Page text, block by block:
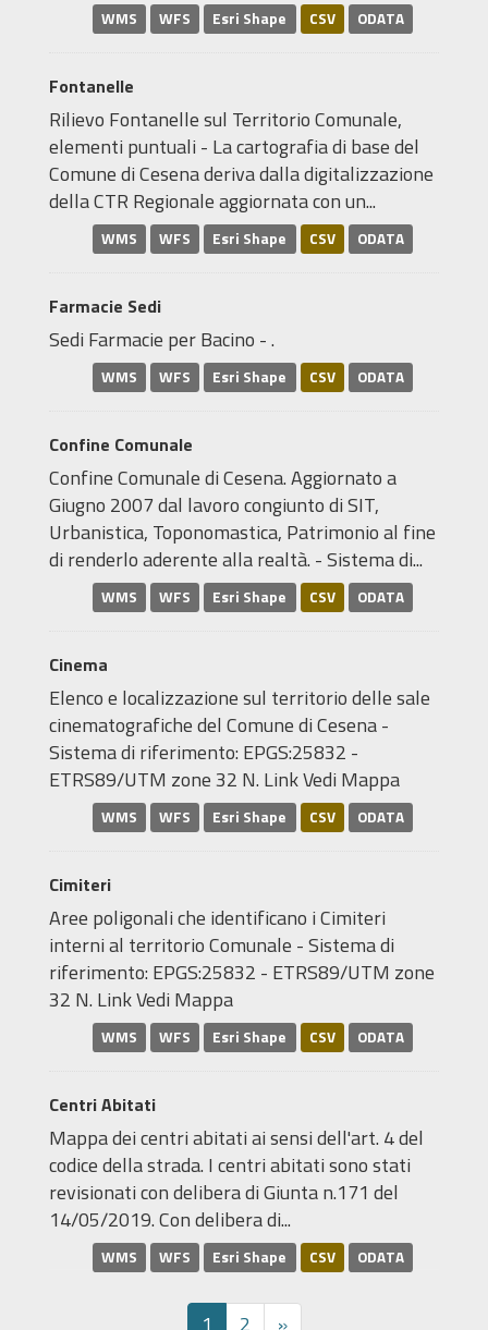
WMS WFS Esri Shape CSV ODATA
Fontanelle
Rilievo Fontanelle sul Territorio Comunale,
elementi puntuali - La cartografia di base del
Comune di Cesena deriva dalla digitalizzazione
della CTR Regionale aggiornata con un...
WMS WFS Esri Shape CSV ODATA
Farmacie Sedi
Sedi Farmacie per Bacino - .
WMS WFS Esri Shape CSV ODATA
Confine Comunale
Confine Comunale di Cesena. Aggiornato a
Giugno 2007 dal lavoro congiunto di SIT,
Urbanistica, Toponomastica, Patrimonio al fine
di renderlo aderente alla realtà. - Sistema di...
WMS WFS Esri Shape CSV ODATA
Cinema
Elenco e localizzazione sul territorio delle sale
cinematografiche del Comune di Cesena -
Sistema di riferimento: EPGS:25832 -
ETRS89/UTM zone 32 N. Link Vedi Mappa
WMS WFS Esri Shape CSV ODATA
Cimiteri
Aree poligonali che identificano i Cimiteri
interni al territorio Comunale - Sistema di
riferimento: EPGS:25832 - ETRS89/UTM zone
32 N. Link Vedi Mappa
WMS WFS Esri Shape CSV ODATA
Centri Abitati
Mappa dei centri abitati ai sensi dell'art. 4 del
codice della strada. I centri abitati sono stati
revisionati con delibera di Giunta n.171 del
14/05/2019. Con delibera di...
WMS WFS Esri Shape CSV ODATA
1 2 »